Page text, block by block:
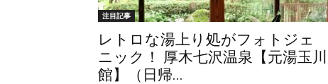
注目記事
レトロな湯上り処がフォトジェ
ニック！ 厚木七沢温泉【元湯玉川
館】（日帰...